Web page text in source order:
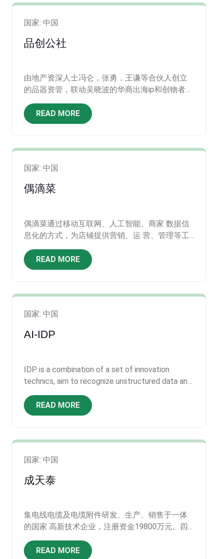
国家: 中国
品创公社
由地产资深人士冯仑，张勇，王谦等合伙人创立
的品器资管，联动吴晓波的华商出海ip和创物者资
管共同打造
READ MORE
国家: 中国
偶滴菜
偶滴菜通过移动互联网、人工智能、商家 数据信
息化的方式，为店铺提供营销、运 营、管理等工
具和服务，帮助商户优化用 户体验、提高经营效
率。READ MORE
国家: 中国
AI-IDP
IDP is a combination of a set of innovation
technics, aim to recognize unstructured data and
READ MORE
国家: 中国
成天泰
集电线电缆及电缆附件研发、生产、销售于一体
的国家 高新技术企业，注册资金19800万元。四
十年来成天泰以“连接城市电能，守护美好 生
活”为使命，致力于打造稳定耐用的电线电缆，当
READ MORE